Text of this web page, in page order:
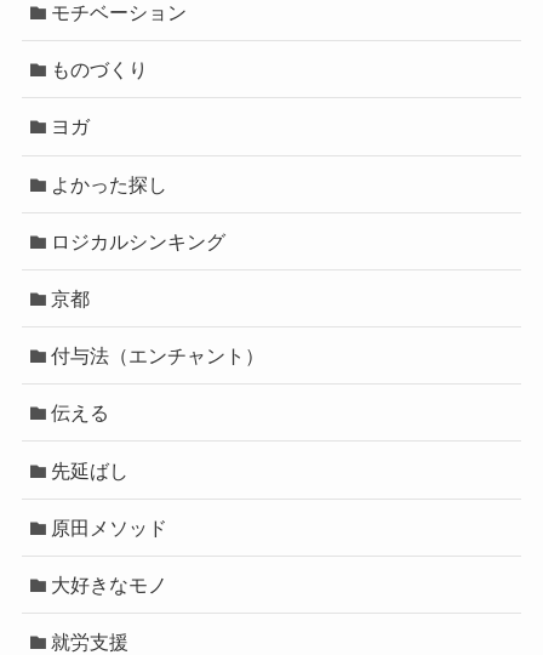
モチベーション
ものづくり
ヨガ
よかった探し
ロジカルシンキング
京都
付与法（エンチャント）
伝える
先延ばし
原田メソッド
大好きなモノ
就労支援